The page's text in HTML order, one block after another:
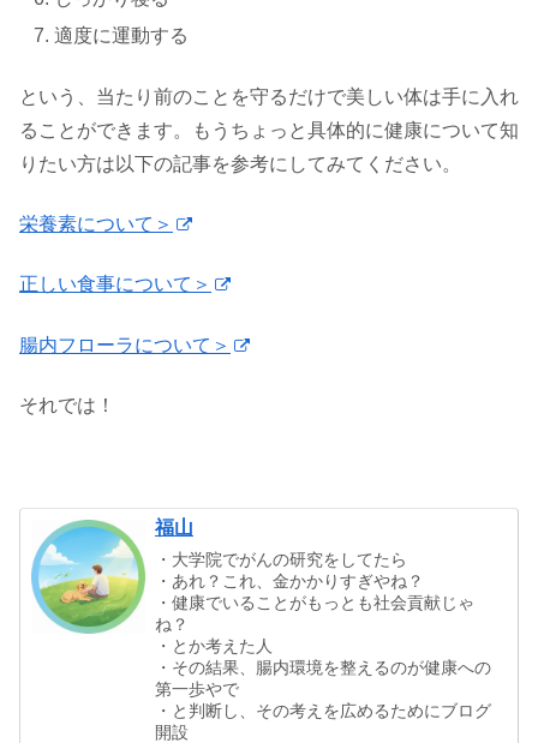
適度に運動する
という、当たり前のことを守るだけで美しい体は手に入れ
ることができます。もうちょっと具体的に健康について知
りたい方は以下の記事を参考にしてみてください。
栄養素について＞
正しい食事について＞
腸内フローラについて＞
それでは！
福山
・大学院でがんの研究をしてたら
・あれ？これ、金かかりすぎやね？
・健康でいることがもっとも社会貢献じゃ
ね？
・とか考えた人
・その結果、腸内環境を整えるのが健康への
第一歩やで
・と判断し、その考えを広めるためにブログ
開設